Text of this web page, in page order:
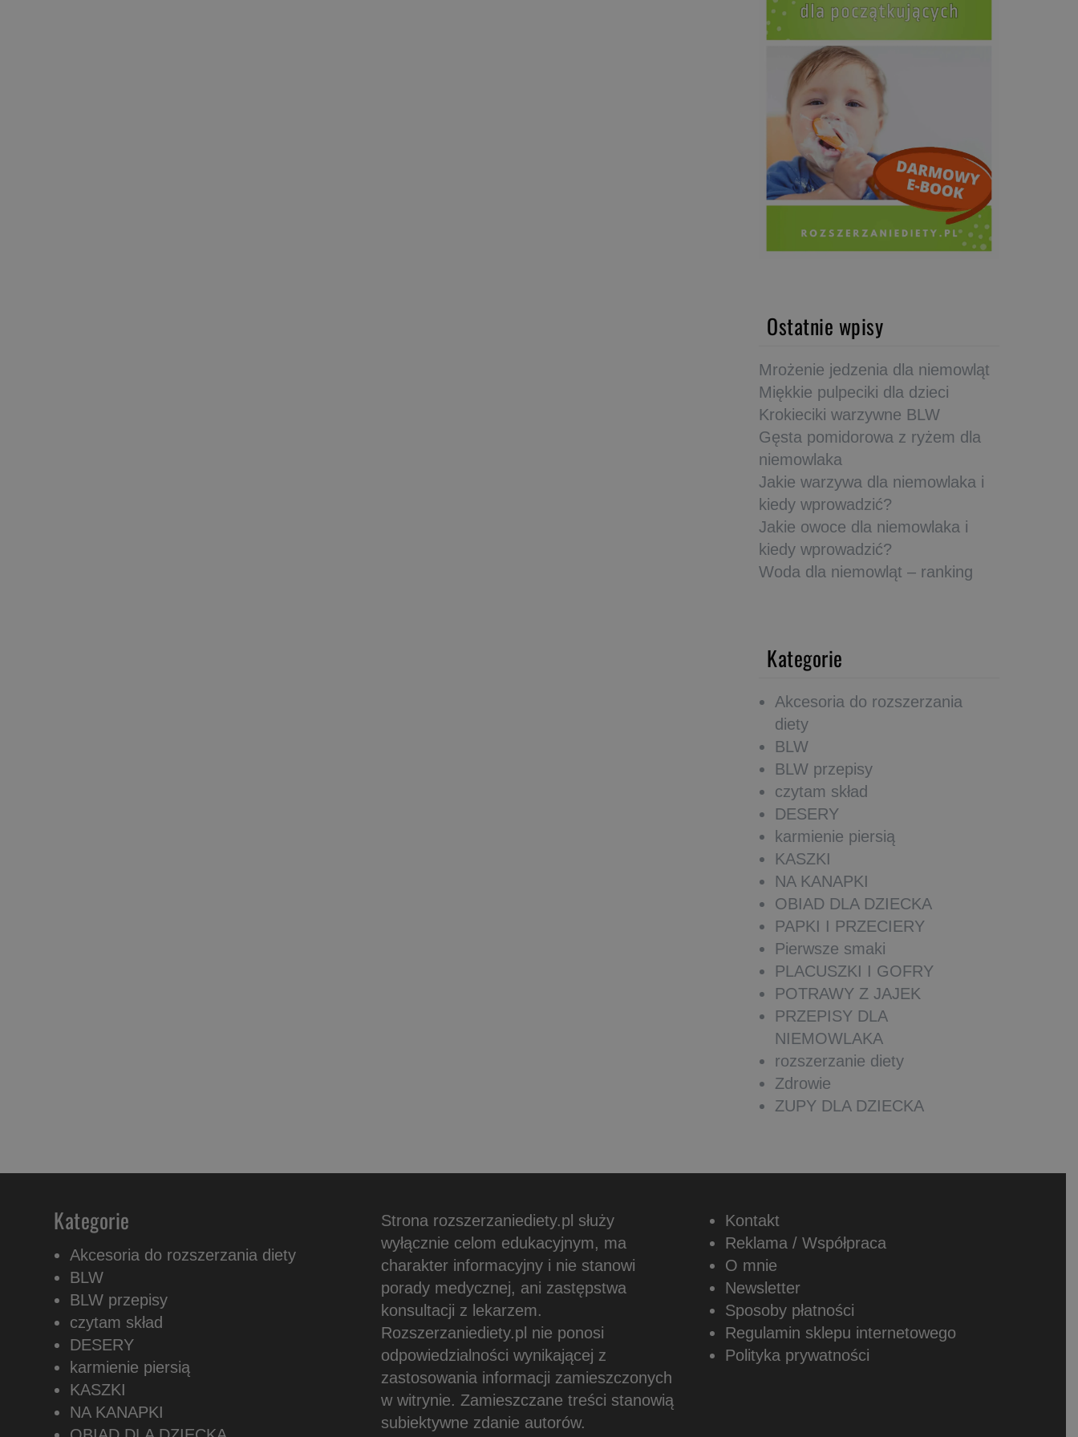
Ostatnie wpisy
Mrożenie jedzenia dla niemowląt
Miękkie pulpeciki dla dzieci
Krokieciki warzywne BLW
Gęsta pomidorowa z ryżem dla
niemowlaka
Jakie warzywa dla niemowlaka i
kiedy wprowadzić?
Jakie owoce dla niemowlaka i
kiedy wprowadzić?
Woda dla niemowląt – ranking
Kategorie
Akcesoria do rozszerzania
diety
BLW
BLW przepisy
czytam skład
DESERY
karmienie piersią
KASZKI
NA KANAPKI
OBIAD DLA DZIECKA
PAPKI I PRZECIERY
Pierwsze smaki
PLACUSZKI I GOFRY
POTRAWY Z JAJEK
PRZEPISY DLA
NIEMOWLAKA
rozszerzanie diety
Zdrowie
ZUPY DLA DZIECKA
Kategorie
Akcesoria do rozszerzania diety
BLW
BLW przepisy
czytam skład
DESERY
karmienie piersią
KASZKI
NA KANAPKI
Strona rozszerzaniediety.pl służy
wyłącznie celom edukacyjnym, ma
charakter informacyjny i nie stanowi
porady medycznej, ani zastępstwa
konsultacji z lekarzem.
Rozszerzaniediety.pl nie ponosi
odpowiedzialności wynikającej z
zastosowania informacji zamieszczonych
w witrynie. Zamieszczane treści stanowią
subiektywne zdanie autorów.
Kontakt
Reklama / Współpraca
O mnie
Newsletter
Sposoby płatności
Regulamin sklepu internetowego
Polityka prywatności